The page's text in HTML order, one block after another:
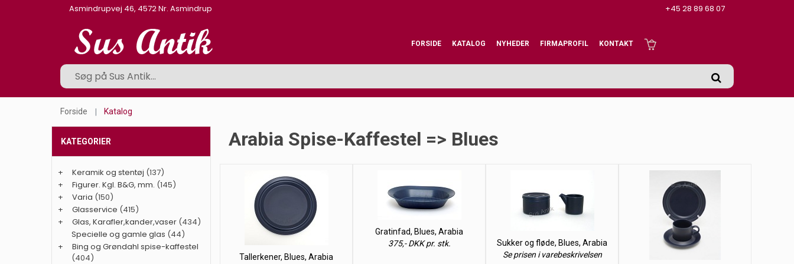
Asmindrupvej 46, 4572 Nr. Asmindrup +45 28 89 68 07
FORSIDE KATALOG NYHEDER FIRMAPROFIL KONTAKT
Forside Katalog
Arabia Spise-Kaffestel => Blues
Tallerkener, Blues, Arabia
Gratinfad, Blues, Arabia
375,- DKK pr. stk.
Sukker og fløde, Blues, Arabia
Se prisen i varebeskrivelsen
KATEGORIER
+ Keramik og stentøj (137)
+
Figurer. Kgl. B&G, mm. (145)
+
Varia (150)
+
Glasservice (415)
+
Glas, Karafler,kander,vaser (434)
Specielle og gamle glas (44)
+
Bing og Grøndahl spise-kaffestel
(404)